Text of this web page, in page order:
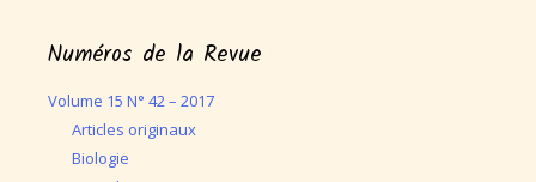
Numéros de la Revue
Volume 15 N° 42 – 2017
Articles originaux
Biologie